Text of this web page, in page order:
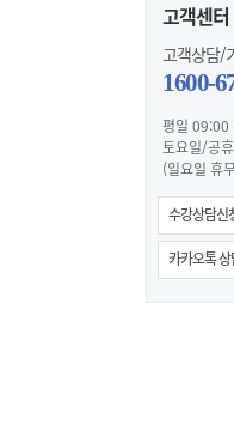
고객센터
고객상담/
1600-
평일 09:00
토요일/공
(일요일 휴
수강상담신
카카오톡